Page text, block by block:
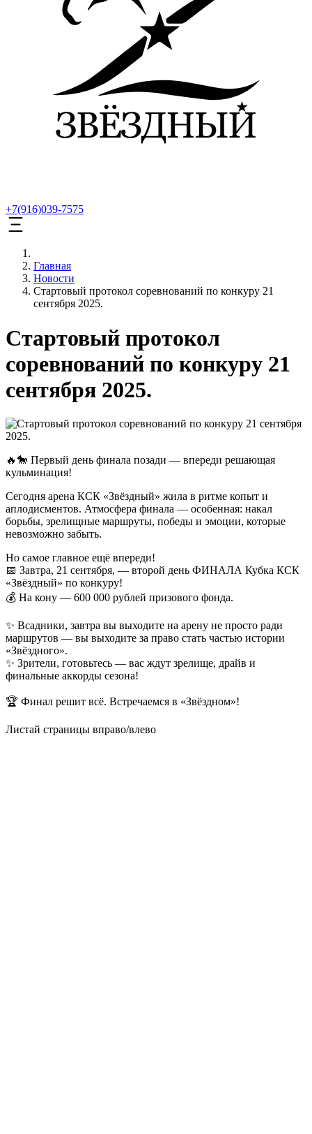
+7(916)039-7575
Главная
Новости
Стартовый протокол соревнований по конкуру 21
сентября 2025.
Стартовый протокол
соревнований по конкуру 21
сентября 2025.
🔥🐎 Первый день финала позади — впереди решающая
кульминация!
Сегодня арена КСК «Звёздный» жила в ритме копыт и
аплодисментов. Атмосфера финала — особенная: накал
борьбы, зрелищные маршруты, победы и эмоции, которые
невозможно забыть.
Но самое главное ещё впереди!
📅 Завтра, 21 сентября, — второй день ФИНАЛА Кубка КСК
«Звёздный» по конкуру!
💰 На кону — 600 000 рублей призового фонда.
✨ Всадники, завтра вы выходите на арену не просто ради
маршрутов — вы выходите за право стать частью истории
«Звёздного».
✨ Зрители, готовьтесь — вас ждут зрелище, драйв и
финальные аккорды сезона!
🏆 Финал решит всё. Встречаемся в «Звёздном»!
Листай страницы вправо/влево